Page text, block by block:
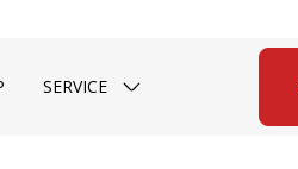
SERVICE